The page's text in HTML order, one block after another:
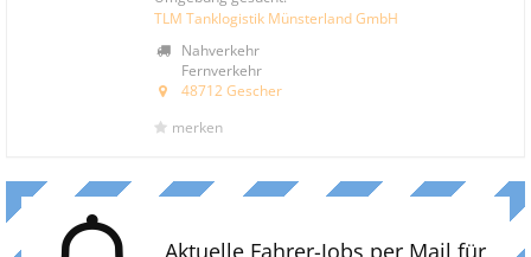
TLM Tanklogistik Münsterland GmbH
Nahverkehr
Fernverkehr
48712 Gescher
merken
Aktuelle Fahrer-Jobs per Mail für